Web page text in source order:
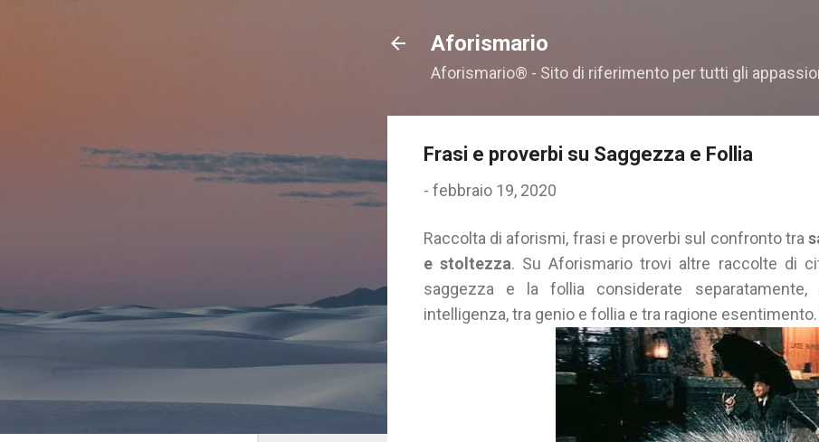
Aforismario
Aforismario® - Sito di riferimento per tutti gli
Frasi e proverbi su Saggezza e Follia
- febbraio 19, 2020
Raccolta di aforismi, frasi e proverbi sul confronto tra
e stoltezza. Su Aforismario trovi altre raccolte di
saggezza e la follia considerate
intelligenza, tra genio e follia e tra ragione